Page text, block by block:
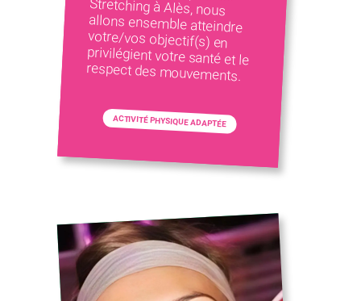
respect des mouvements.
ACTIVITÉ PHYSIQUE ADAPTÉE